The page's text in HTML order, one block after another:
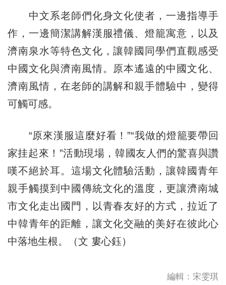
中文系老師們化身文化使者，一邊指導手
作，一邊簡潔講解漢服禮儀、燈籠寓意，以及
濟南泉水等特色文化，讓韓國同學們直觀感受
中國文化與濟南風情。原本遙遠的中國文化、
濟南風情，在老師的講解和親手體驗中，變得
可觸可感。
“原來漢服這麼好看！”“我做的燈籠要帶回
家挂起來！”活動現場，韓國友人們的驚喜與讚
嘆不絕於耳。這場文化體驗活動，讓韓國青年
親手觸摸到中國傳統文化的溫度，更讓濟南城
市文化走出國門，以青春友好的方式，拉近了
中韓青年的距離，讓文化交融的美好在彼此心
中落地生根。（文 婁心鈺）
編輯：宋雯琪